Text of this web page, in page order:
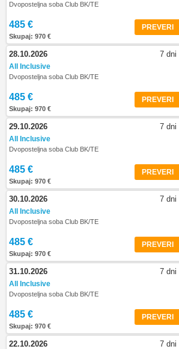
Dvoposteljna soba Club BK/TE
485 €
Skupaj: 970 €
PREVERI
28.10.2026 7 dni
All Inclusive
Dvoposteljna soba Club BK/TE
485 €
Skupaj: 970 €
PREVERI
29.10.2026 7 dni
All Inclusive
Dvoposteljna soba Club BK/TE
485 €
Skupaj: 970 €
PREVERI
30.10.2026 7 dni
All Inclusive
Dvoposteljna soba Club BK/TE
485 €
Skupaj: 970 €
PREVERI
31.10.2026 7 dni
All Inclusive
Dvoposteljna soba Club BK/TE
485 €
Skupaj: 970 €
PREVERI
22.10.2026 7 dni